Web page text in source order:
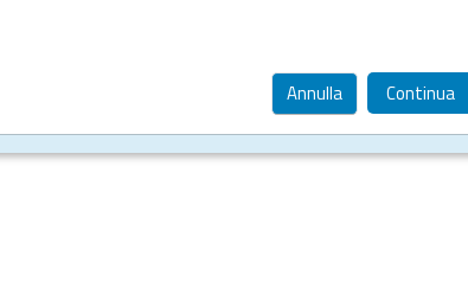
Annulla Continua